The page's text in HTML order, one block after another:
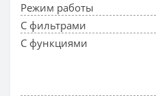
Режим работы
С фильтрами
С функциями